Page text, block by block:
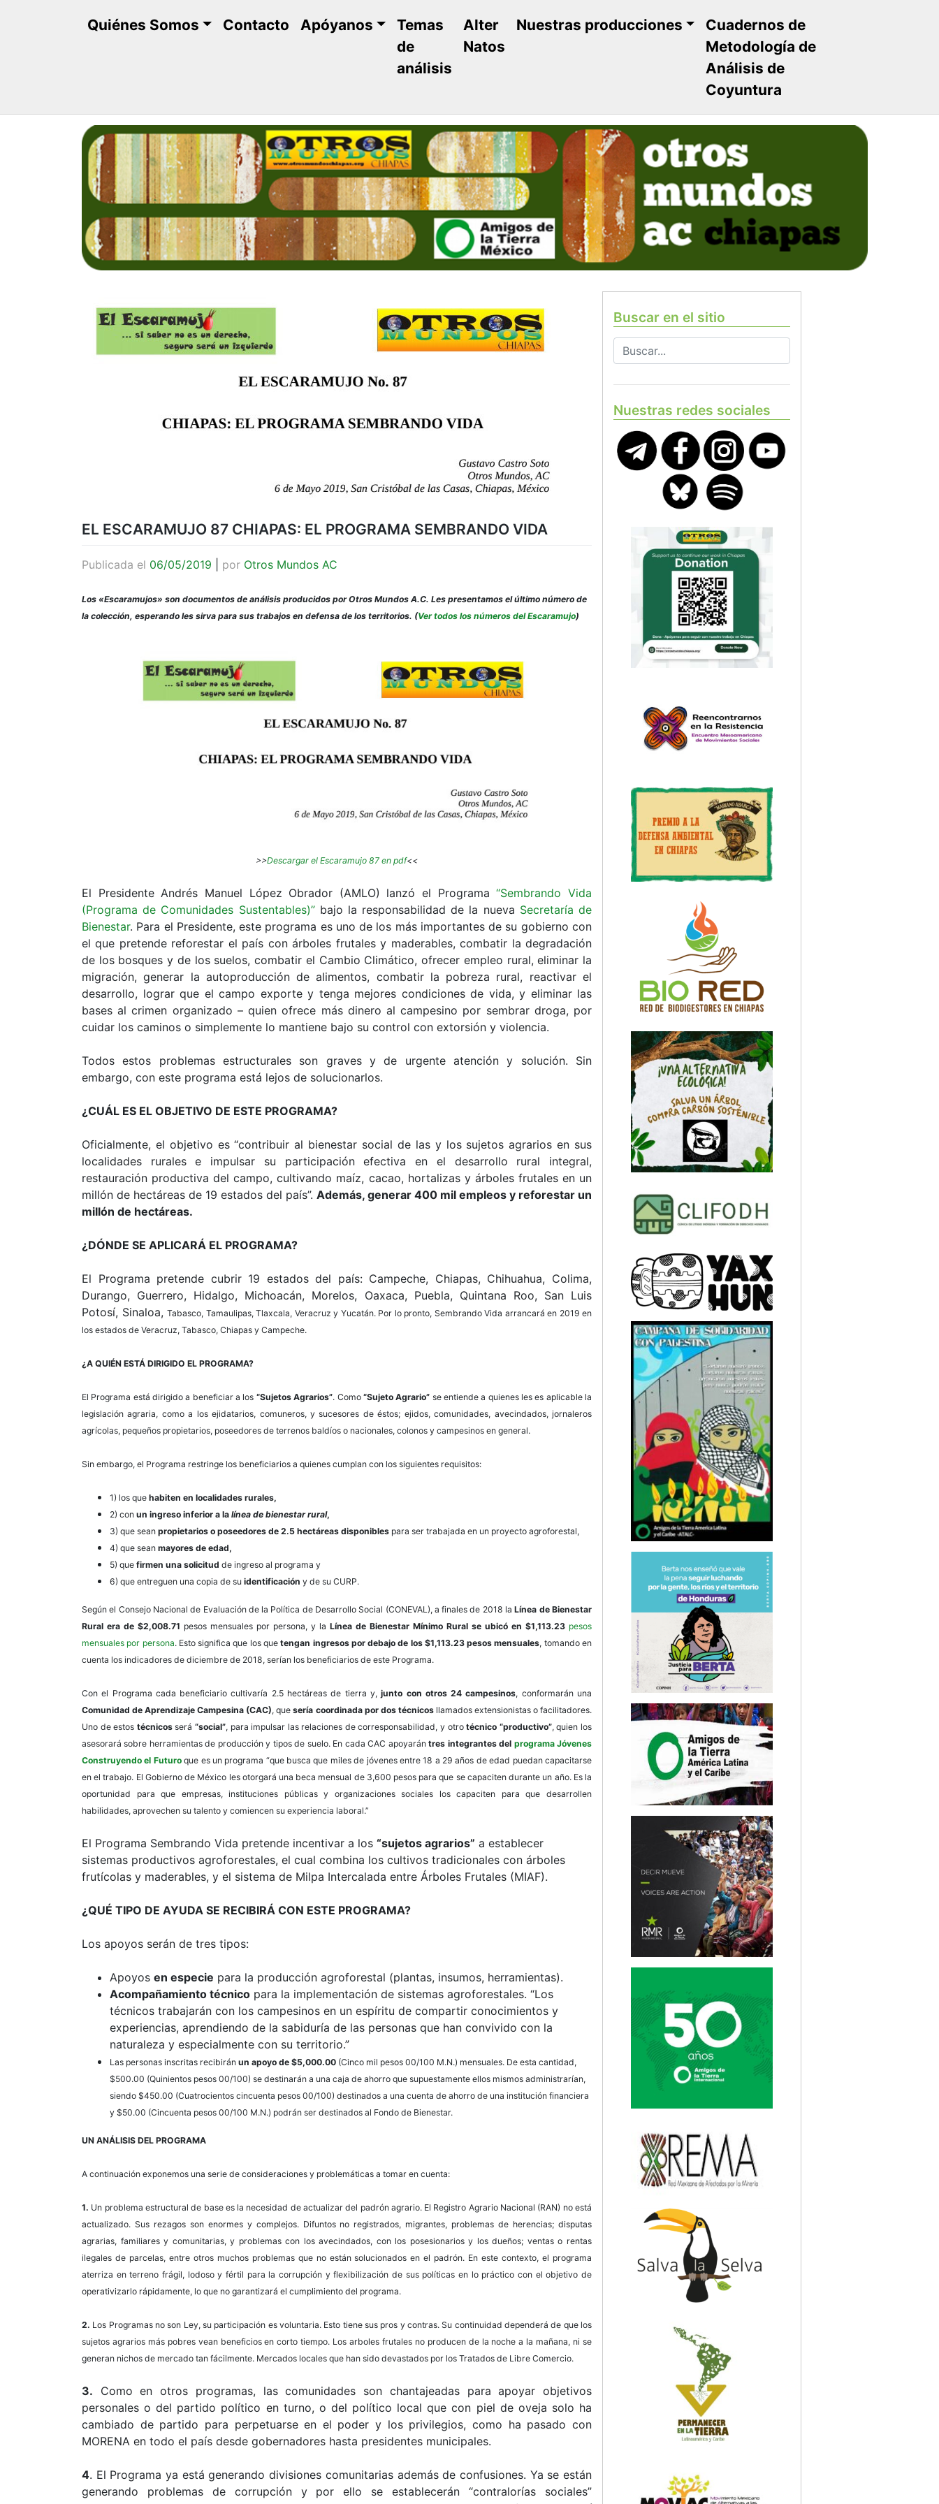
Quiénes Somos Contacto Apóyanos
Temas
de
análisis
Alter
Natos
Nuestras producciones
Cuadernos de
Metodología de
Análisis de
Coyuntura
EL ESCARAMUJO 87 CHIAPAS: EL PROGRAMA SEMBRANDO VIDA
Publicada el 06/05/2019 por Otros Mundos AC
Los «Escaramujos» son documentos de análisis producidos por Otros Mundos A.C. Les presentamos el último número de
la colección, esperando les sirva para sus trabajos en defensa de los territorios. (Ver todos los números del Escaramujo)
>>Descargar el Escaramujo 87 en pdf<<
El Presidente Andrés Manuel López Obrador (AMLO) lanzó el Programa“Sembrando Vida
(Programa de Comunidades Sustentables)”bajo la responsabilidad de la nueva Secretaría de
Bienestar. Para el Presidente, este programa es uno de los más importantes de su gobierno con
el que pretende reforestar el país con árboles frutales y maderables, combatir la degradación
de los bosques y de los suelos, combatir el Cambio Climático, ofrecer empleo rural, eliminar la
migración, generar la autoproducción de alimentos, combatir la pobreza rural, reactivar el
desarrollo, lograr que el campo exporte y tenga mejores condiciones de vida, y eliminar las
bases al crimen organizado – quien ofrece más dinero al campesino por sembrar droga, por
cuidar los caminos o simplemente lo mantiene bajo su control con extorsión y violencia.
Todos estos problemas estructurales son graves y de urgente atención y solución. Sin
embargo, con este programa está lejos de solucionarlos.
¿CUÁL ES EL OBJETIVO DE ESTE PROGRAMA?
Oficialmente, el objetivo es “contribuir al bienestar social de las y los sujetos agrarios en sus
localidades rurales e impulsar su participación efectiva en el desarrollo rural integral,
restauración productiva del campo, cultivando maíz, cacao, hortalizas y árboles frutales en un
millón de hectáreas de 19 estados del país”. Además, generar 400 mil empleos y reforestar un
millón de hectáreas.
¿DÓNDE SE APLICARÁ EL PROGRAMA?
El Programa pretende cubrir 19 estados del país: Campeche, Chiapas, Chihuahua, Colima,
Durango, Guerrero, Hidalgo, Michoacán, Morelos, Oaxaca, Puebla, Quintana Roo, San Luis
Potosí, Sinaloa, Tabasco, Tamaulipas, Tlaxcala, Veracruz y Yucatán. Por lo pronto, Sembrando Vida arrancará en 2019 en
los estados de Veracruz, Tabasco, Chiapas y Campeche.
¿A QUIÉN ESTÁ DIRIGIDO EL PROGRAMA?
El Programa está dirigido a beneficiar a los “Sujetos Agrarios”. Como “Sujeto Agrario” se entiende a quienes les es aplicable la
legislación agraria, como a los ejidatarios, comuneros, y sucesores de éstos; ejidos, comunidades, avecindados, jornaleros
agrícolas, pequeños propietarios, poseedores de terrenos baldíos o nacionales, colonos y campesinos en general.
Sin embargo, el Programa restringe los beneficiarios a quienes cumplan con los siguientes requisitos:
1) los que habiten en localidades rurales,
2) con un ingreso inferior a la línea de bienestar rural,
3) que sean propietarios o poseedores de 2.5 hectáreas disponibles para ser trabajada en un proyecto agroforestal,
4) que sean mayores de edad,
5) que firmen una solicitud de ingreso al programa y
6) que entreguen una copia de su identificación y de su CURP.
Según el Consejo Nacional de Evaluación de la Política de Desarrollo Social (CONEVAL), a finales de 2018 laLínea de Bienestar
Rural era de $2,008.71 pesos mensuales por persona, y la Línea de Bienestar Mínimo Rural se ubicó en $1,113.23 pesos
mensuales por persona. Esto significa que los quetengan ingresos por debajo de los $1,113.23 pesos mensuales, tomando en
cuenta los indicadores de diciembre de 2018, serían los beneficiarios de este Programa.
Con el Programa cada beneficiario cultivaría 2.5 hectáreas de tierra y,junto con otros 24 campesinos, conformarán una
Comunidad de Aprendizaje Campesina (CAC), quesería coordinada por dos técnicosllamados extensionistas o facilitadores.
Uno de estos técnicosserá “social”, para impulsar las relaciones de corresponsabilidad, y otrotécnico “productivo”, quien los
asesorará sobre herramientas de producción y tipos de suelo. En cada CAC apoyarántres integrantes del programa Jóvenes
Construyendo el Futuroque es un programa “que busca que miles de jóvenes entre 18 a 29 años de edad puedan capacitarse
en el trabajo. El Gobierno de México les otorgará una beca mensual de 3,600 pesos para que se capaciten durante un año. Es la
oportunidad para que empresas, instituciones públicas y organizaciones sociales los capaciten para que desarrollen
habilidades, aprovechen su talento y comiencen su experiencia laboral.”
El Programa Sembrando Vida pretende incentivar a los “sujetos agrarios” a establecer
sistemas productivos agroforestales, el cual combina los cultivos tradicionales con árboles
frutícolas y maderables, y el sistema de Milpa Intercalada entre Árboles Frutales (MIAF).
¿QUÉ TIPO DE AYUDA SE RECIBIRÁ CON ESTE PROGRAMA?
Los apoyos serán de tres tipos:
Apoyos en especie para la producción agroforestal (plantas, insumos, herramientas).
Acompañamiento técnico para la implementación de sistemas agroforestales. “Los
técnicos trabajarán con los campesinos en un espíritu de compartir conocimientos y
experiencias, aprendiendo de la sabiduría de las personas que han convivido con la
naturaleza y especialmente con su territorio.”
Las personas inscritas recibirán un apoyo de $5,000.00 (Cinco mil pesos 00/100 M.N.) mensuales. De esta cantidad,
$500.00 (Quinientos pesos 00/100) se destinarán a una caja de ahorro que supuestamente ellos mismos administrarían,
siendo $450.00 (Cuatrocientos cincuenta pesos 00/100) destinados a una cuenta de ahorro de una institución financiera
y $50.00 (Cincuenta pesos 00/100 M.N.) podrán ser destinados al Fondo de Bienestar.
UN ANÁLISIS DEL PROGRAMA
A continuación exponemos una serie de consideraciones y problemáticas a tomar en cuenta:
1. Un problema estructural de base es la necesidad de actualizar del padrón agrario. El Registro Agrario Nacional (RAN) no está
actualizado. Sus rezagos son enormes y complejos. Difuntos no registrados, migrantes, problemas de herencias; disputas
agrarias, familiares y comunitarias, y problemas con los avecindados, con los posesionarios y los dueños; ventas o rentas
ilegales de parcelas, entre otros muchos problemas que no están solucionados en el padrón. En este contexto, el programa
aterriza en terreno frágil, lodoso y fértil para la corrupción y flexibilización de sus políticas en lo práctico con el objetivo de
operativizarlo rápidamente, lo que no garantizará el cumplimiento del programa.
2. Los Programas no son Ley, su participación es voluntaria. Esto tiene sus pros y contras. Su continuidad dependerá de que los
sujetos agrarios más pobres vean beneficios en corto tiempo. Los arboles frutales no producen de la noche a la mañana, ni se
generan nichos de mercado tan fácilmente. Mercados locales que han sido devastados por los Tratados de Libre Comercio.
3. Como en otros programas, las comunidades son chantajeadas para apoyar objetivos
personales o del partido político en turno, o del político local que con piel de oveja solo ha
cambiado de partido para perpetuarse en el poder y los privilegios, como ha pasado con
MORENA en todo el país desde gobernadores hasta presidentes municipales.
4. El Programa ya está generando divisiones comunitarias además de confusiones. Ya se están
generando problemas de corrupción y por ello se establecerán “contralorías sociales”
Buscar en el sitio
Nuestras redes sociales